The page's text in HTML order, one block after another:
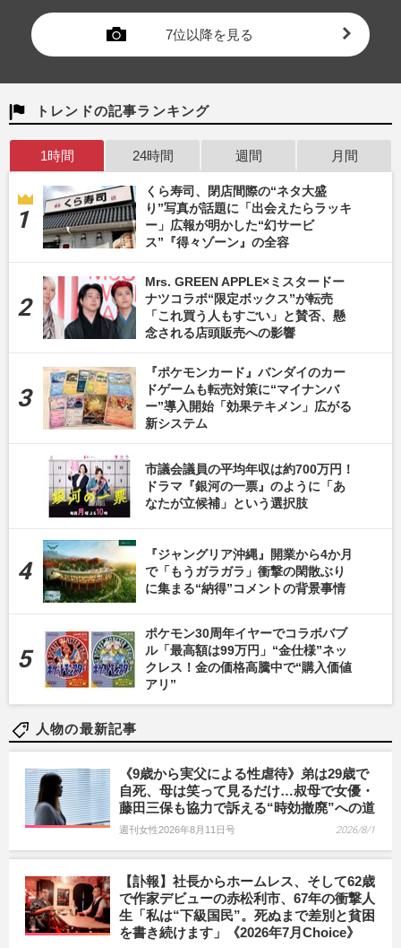
7位以降を見る
トレンドの記事ランキング
1時間 24時間 週間 月間
くら寿司、閉店間際の“ネタ大盛
り”写真が話題に「出会えたらラッキ
ー」広報が明かした“幻サービ
ス”『得々ゾーン』の全容
Mrs. GREEN APPLE×ミスタードー
ナツコラボ“限定ボックス”が転売
「これ買う人もすごい」と賛否、懸
念される店頭販売への影響
『ポケモンカード』バンダイのカー
ドゲームも転売対策に“マイナンバ
ー”導入開始「効果テキメン」広がる
新システム
市議会議員の平均年収は約700万円！
ドラマ『銀河の一票』のように「あ
なたが立候補」という選択肢
『ジャングリア沖縄』開業から4か月
で「もうガラガラ」衝撃の閑散ぶり
に集まる“納得”コメントの背景事情
ポケモン30周年イヤーでコラボバブ
ル「最高額は99万円」“金仕様”ネッ
クレス！金の価格高騰中で“購入価値
アリ”
人物の最新記事
《9歳から実父による性虐待》弟は29歳で
自死、母は笑って見るだけ…叔母で女優・
藤田三保も協力で訴える“時効撤廃”への道
週刊女性2026年8月11日号 2026/8/1
【訃報】社長からホームレス、そして62歳
で作家デビューの赤松利市、67年の衝撃人
生「私は“下級国民”。死ぬまで差別と貧困
を書き続けます」《2026年7月Choice》